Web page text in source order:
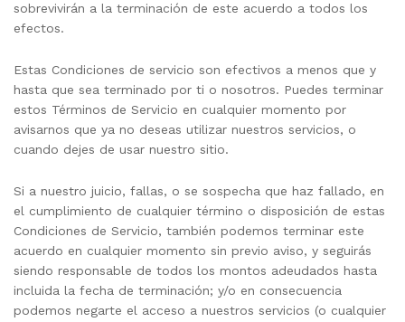
sobrevivirán a la terminación de este acuerdo a todos los
efectos.
Estas Condiciones de servicio son efectivos a menos que y
hasta que sea terminado por ti o nosotros. Puedes terminar
estos Términos de Servicio en cualquier momento por
avisarnos que ya no deseas utilizar nuestros servicios, o
cuando dejes de usar nuestro sitio.
Si a nuestro juicio, fallas, o se sospecha que haz fallado, en
el cumplimiento de cualquier término o disposición de estas
Condiciones de Servicio, también podemos terminar este
acuerdo en cualquier momento sin previo aviso, y seguirás
siendo responsable de todos los montos adeudados hasta
incluida la fecha de terminación; y/o en consecuencia
podemos negarte el acceso a nuestros servicios (o cualquier